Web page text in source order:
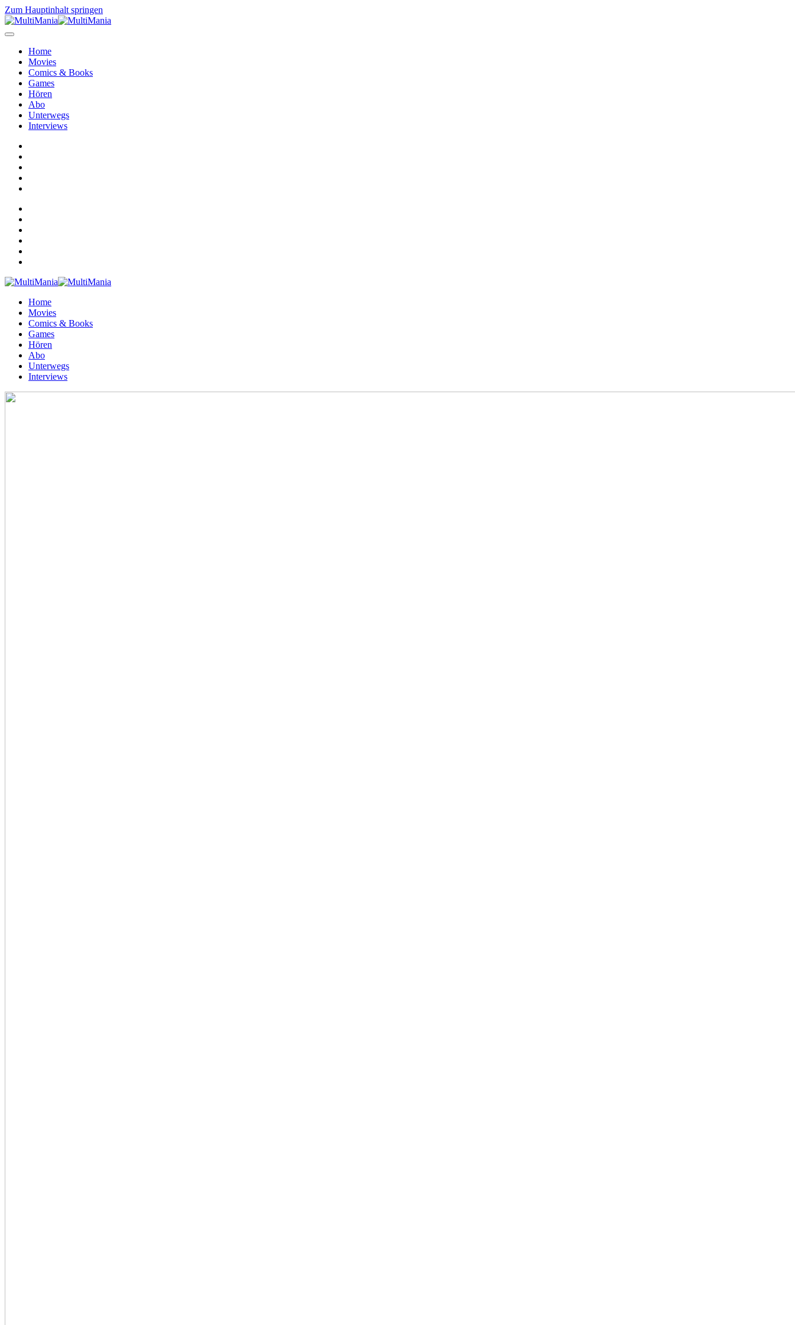
Zum Hauptinhalt springen
Home
Movies
Comics & Books
Games
Hören
Abo
Unterwegs
Interviews
Home
Movies
Comics & Books
Games
Hören
Abo
Unterwegs
Interviews